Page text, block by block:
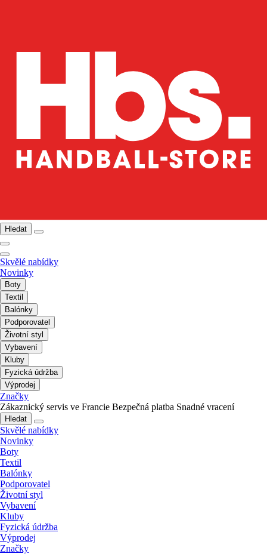
Hledat
Skvělé nabídky
Novinky
Boty
Textil
Balónky
Podporovatel
Životní styl
Vybavení
Kluby
Fyzická údržba
Výprodej
Značky
Zákaznický servis ve Francie Bezpečná platba Snadné vracení
Hledat
Skvělé nabídky
Novinky
Boty
Textil
Balónky
Podporovatel
Životní styl
Vybavení
Kluby
Fyzická údržba
Výprodej
Značky